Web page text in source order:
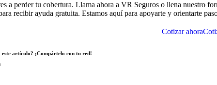
a perder tu cobertura. Llama ahora a VR Seguros o llena nuestro
recibir ayuda gratuita. Estamos aquí para apoyarte y orientarte
Cotizar ahora
este artículo? ¡Compártelo con tu red!